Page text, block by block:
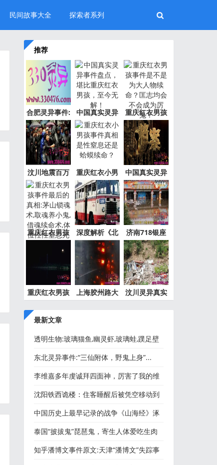
民间故事大全 探索者系列
推荐
合肥灵异事件:
新加坡
中国真实灵异
事件盘
重庆红衣男孩
事件是
汶川地震百万
“阴兵
重庆红衣小男
孩事件
中国真实灵异
事件绝
重庆红衣男孩
深度解析《北
京公交
济南718银座
灵异事件
重庆红衣男孩
上海胶州路大
汶川灵异真实
最新文章
透明生物:玻璃猫鱼,幽灵虾,玻璃蛙,蹼足壁
虎,海月水母,栉水母
东北灵异事件:“三仙附体，野鬼上身”...
李维嘉多年虔诚拜四面神，厉害了我的维
嘉哥！
沈阳铁西诡楼：住客睡醒后被凭空移动到
别人家中！
中国历史上最早记录的战争《山海经》涿
鹿大战,阪泉之战,涿鹿
泰国“披拔鬼”琵琶鬼，寄生人体爱吃生肉
的活丧尸！
知乎潘博文事件原文:天津“潘博文”失踪事